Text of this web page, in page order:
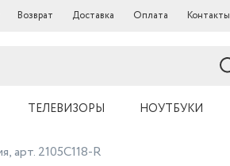
Возврат Доставка Оплата Контакты
ТЕЛЕВИЗОРЫ НОУТБУКИ
арт. 2105C118-R